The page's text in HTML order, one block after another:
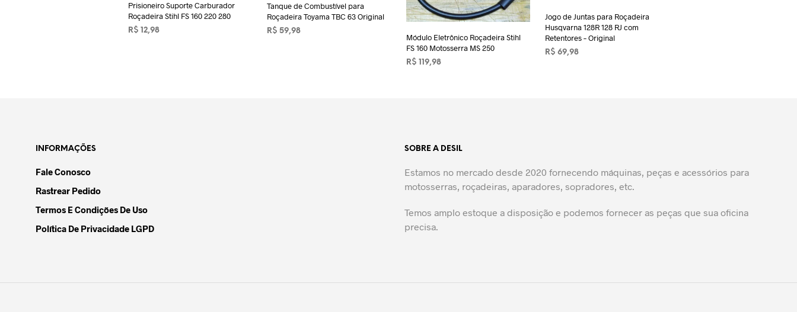
Prisioneiro Suporte Carburador
Roçadeira Stihl FS 160 220 280
R$ 12,98
Tanque de Combustível para
Roçadeira Toyama TBC 63 Original
R$ 59,98
Módulo Eletrônico Roçadeira Stihl
FS 160 Motosserra MS 250
R$ 119,98
Jogo de Juntas para Roçadeira
Husqvarna 128R 128 RJ com
Retentores – Original
R$ 69,98
INFORMAÇÕES
Fale Conosco
Rastrear Pedido
Termos E Condições De Uso
Política De Privacidade LGPD
SOBRE A DESIL
Estamos no mercado desde 2020 fornecendo máquinas, peças e acessórios para
motosserras, roçadeiras, aparadores, sopradores, etc.
Temos amplo estoque a disposição e podemos fornecer as peças que sua oficina
precisa.